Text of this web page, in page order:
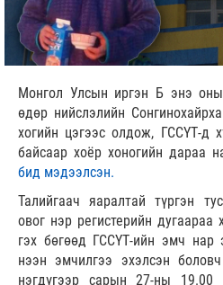
Монгол Улсын иргэн Б энэ
өдөр нийслэлийн
хогийн цэгээс олдож, ГССҮТ-д
байсаар хоёр хоногийн дараа
бид мэдээлсэн.
Талийгаач яаралтай түргэн
овог нэр регистерийн
гэх бөгөөд ГССҮТ-ийн эмч нар
нээн эмчилгээ эхэлсэн
нэгдүгээр сарын 27-ны 19.00